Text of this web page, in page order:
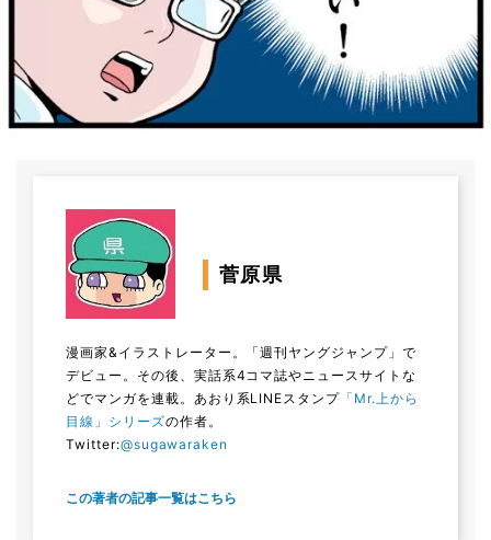
菅原県
漫画家&イラストレーター。「週刊ヤングジャンプ」で
デビュー。その後、実話系4コマ誌やニュースサイトな
どでマンガを連載。あおり系LINEスタンプ 「Mr.上から
目線」シリーズの作者。
Twitter:@sugawaraken
この著者の記事一覧はこちら